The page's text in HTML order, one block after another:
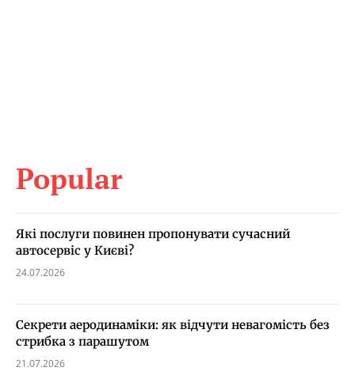
Popular
Які послуги повинен пропонувати сучасний
автосервіс у Києві?
24.07.2026
Секрети аеродинаміки: як відчути невагомість без
стрибка з парашутом
21.07.2026